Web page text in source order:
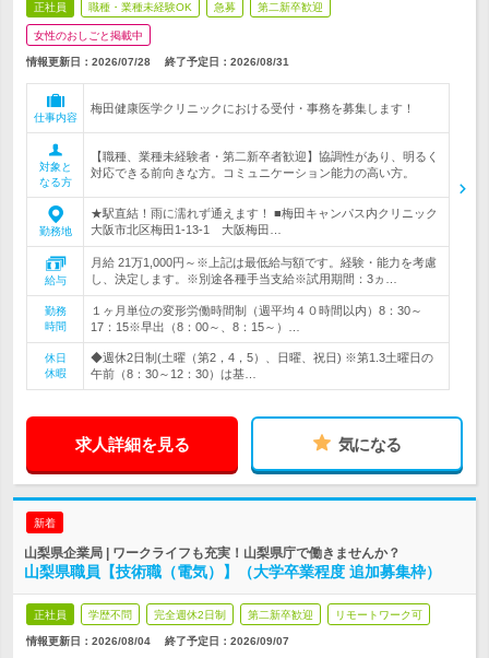
正社員 職種・業種未経験OK 急募 第二新卒歓迎
女性のおしごと掲載中
情報更新日：2026/07/28 終了予定日： 2026/08/31
仕事内容
梅田健康医学クリニックにおける受付・事務を募集します！
対象と
なる方
【職種、業種未経験者・第二新卒者歓迎】協調性があり、明るく
対応できる前向きな方。コミュニケーション能力の高い方。
勤務地
★駅直結！雨に濡れず通えます！ ■梅田キャンパス内クリニック
大阪市北区梅田1-13-1 大阪梅田…
給与
月給 21万1,000円～※上記は最低給与額です。経験・能力を考慮
し、決定します。※別途各種手当支給※試用期間：3ヵ…
勤務
時間
１ヶ月単位の変形労働時間制（週平均４０時間以内）8：30～
17：15※早出（8：00～、8：15～）…
休日
休暇
◆週休2日制(土曜（第2，4，5）、日曜、祝日) ※第1.3土曜日の
午前（8：30～12：30）は基…
求人詳細を見る 気になる
新着
山梨県企業局 | ワークライフも充実！山梨県庁で働きませんか？
山梨県職員【技術職（電気）】（大学卒業程度 追加募集枠）
正社員 学歴不問 完全週休2日制 第二新卒歓迎 リモートワーク可
情報更新日：2026/08/04 終了予定日： 2026/09/07